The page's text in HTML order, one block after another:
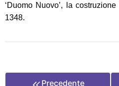
‘Duomo Nuovo’, la
1348.
Precedente